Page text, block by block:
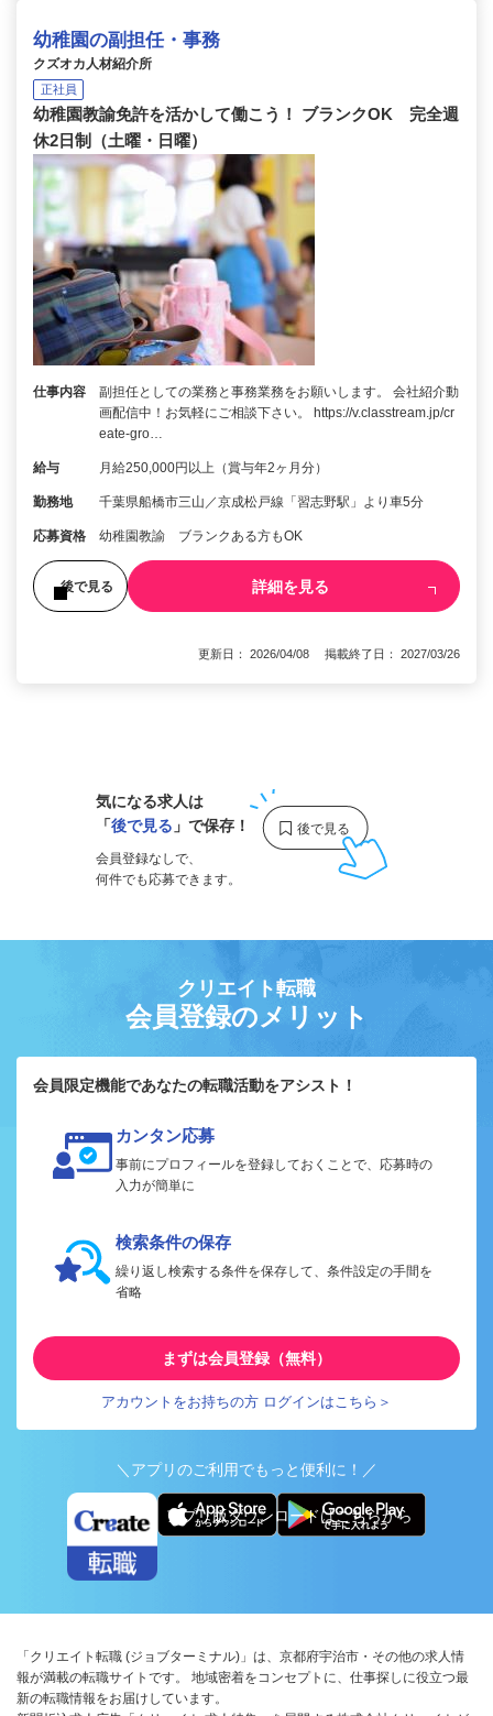
幼稚園の副担任・事務
クズオカ人材紹介所
正社員
幼稚園教諭免許を活かして働こう！ ブランクOK 完全週
休2日制（土曜・日曜）
仕事内容
副担任としての業務と事務業務をお願いします。 会社紹介動
画配信中！お気軽にご相談下さい。 https://v.classtream.jp/cr
eate-gro…
給与 月給250,000円以上（賞与年2ヶ月分）
勤務地 千葉県船橋市三山／京成松戸線「習志野駅」より車5分
応募資格 幼稚園教諭 ブランクある方もOK
後で見る 詳細を見る
更新日： 2026/04/08 掲載終了日： 2027/03/26
気になる求人は
「後で見る 」で保存！
会員登録なしで、
何件でも応募できます。
クリエイト転職
会員登録のメリット
会員限定機能であなたの転職活動をアシスト！
カンタン応募
事前にプロフィールを登録しておくことで、応募時の
入力が簡単に
検索条件の保存
繰り返し検索する条件を保存して、条件設定の手間を
省略
まずは会員登録（無料）
アカウントをお持ちの方 ログインはこちら＞
＼アプリのご利用でもっと便利に！／
アプリ版ダウンロードはこちらから
「クリエイト転職 (ジョブターミナル)」は、京都府宇治市・その他の求人情
報が満載の転職サイトです。 地域密着をコンセプトに、仕事探しに役立つ最
新の転職情報をお届けしています。